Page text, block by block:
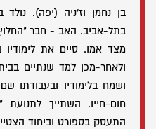
בתל-אביב. האב - חבר
מצד אמו. סיים את לימודיו
ולאחר-מכן למד שנתיים
ושמח בלימודיו ובעבודתו
חום-חייו. השתייך לתנועת
התעסק בספורט וביחוד